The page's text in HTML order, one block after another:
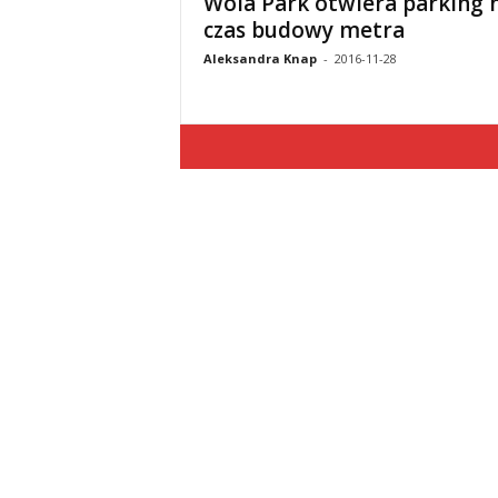
czas budowy metra
Aleksandra Knap - 2016-11-28